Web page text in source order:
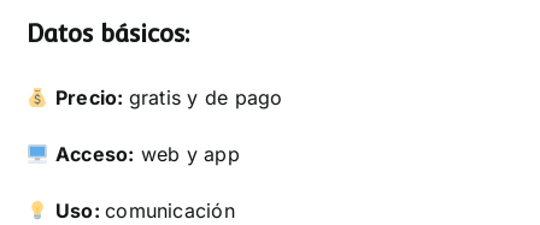
Datos básicos:
Precio: gratis y de pago
Acceso: web y app
Uso:comunicación